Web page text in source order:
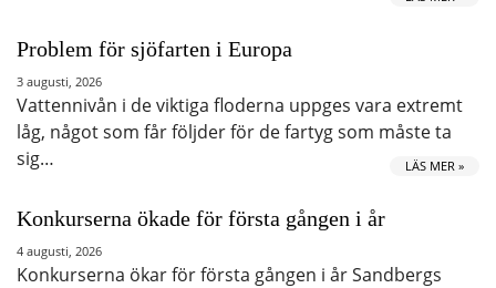
Problem för sjöfarten i Europa
3 augusti, 2026
Vattennivån i de viktiga floderna uppges vara extremt
låg, något som får följder för de fartyg som måste ta
sig…
LÄS MER »
Konkurserna ökade för första gången i år
4 augusti, 2026
Konkurserna ökar för första gången i år Sandbergs